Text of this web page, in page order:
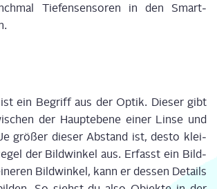
Tie­fen­sen­so­ren in den Smart­
ein Begriff aus der Optik. Die­ser gibt
der Haupt­ebe­ne einer Lin­se und
grö­ßer die­ser Abstand ist, des­to klei­
der Bild­win­kel aus. Erfasst ein Bild­
Bild­win­kel, kann er des­sen Details